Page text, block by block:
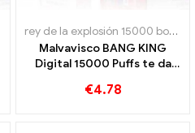
,Cigarrillo
rey de la explosión 15000 bocanadas
Malvavisco BANG KING
Digital 15000 Puffs te da
malvaviscos dulces
€4.78